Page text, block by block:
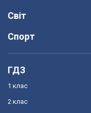
Світ
Спорт
ГДЗ
1 клас
2 клас